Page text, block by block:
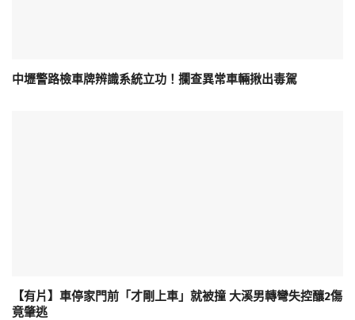
中壢警路檢車牌辨識系統立功！攔查異常車輛揪出毒駕
【有片】車停家門前「才剛上車」就被撞 大溪男轉彎失控釀2傷
竟肇逃